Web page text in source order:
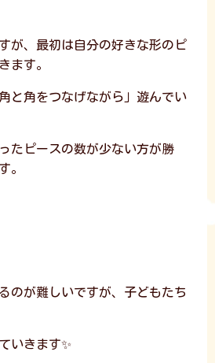
が、最初は自分の好きな形のピ
ます。
と角をつなげながら」遊んでい
たピースの数が少ない方が勝
。
のが難しいですが、子どもたち
いきます✨